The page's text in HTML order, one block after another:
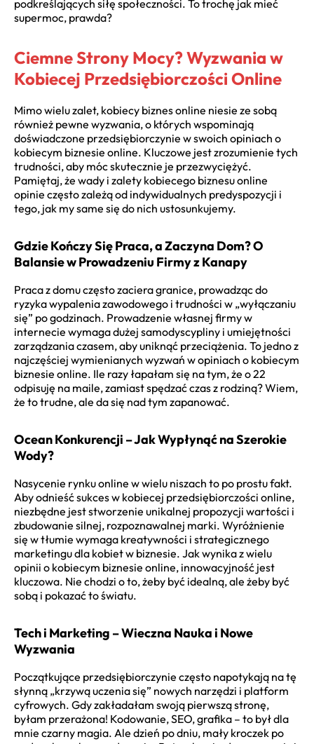
podkreślających siłę społeczności. To trochę jak mieć
supermoc, prawda?
Ciemne Strony Mocy? Wyzwania w
Kobiecej Przedsiębiorczości Online
Mimo wielu zalet, kobiecy biznes online niesie ze sobą
również pewne wyzwania, o których wspominają
doświadczone przedsiębiorczynie w swoich opiniach o
kobiecym biznesie online. Kluczowe jest zrozumienie tych
trudności, aby móc skutecznie je przezwyciężyć.
Pamiętaj, że wady i zalety kobiecego biznesu online
opinie często zależą od indywidualnych predyspozycji i
tego, jak my same się do nich ustosunkujemy.
Gdzie Kończy Się Praca, a Zaczyna Dom? O
Balansie w Prowadzeniu Firmy z Kanapy
Praca z domu często zaciera granice, prowadząc do
ryzyka wypalenia zawodowego i trudności w „wyłączaniu
się” po godzinach. Prowadzenie własnej firmy w
internecie wymaga dużej samodyscypliny i umiejętności
zarządzania czasem, aby uniknąć przeciążenia. To jedno z
najczęściej wymienianych wyzwań w opiniach o kobiecym
biznesie online. Ile razy łapałam się na tym, że o 22
odpisuję na maile, zamiast spędzać czas z rodziną? Wiem,
że to trudne, ale da się nad tym zapanować.
Ocean Konkurencji – Jak Wypłynąć na Szerokie
Wody?
Nasycenie rynku online w wielu niszach to po prostu fakt.
Aby odnieść sukces w kobiecej przedsiębiorczości online,
niezbędne jest stworzenie unikalnej propozycji wartości i
zbudowanie silnej, rozpoznawalnej marki. Wyróżnienie
się w tłumie wymaga kreatywności i strategicznego
marketingu dla kobiet w biznesie. Jak wynika z wielu
opinii o kobiecym biznesie online, innowacyjność jest
kluczowa. Nie chodzi o to, żeby być idealną, ale żeby być
sobą i pokazać to światu.
Tech i Marketing – Wieczna Nauka i Nowe
Wyzwania
Początkujące przedsiębiorczynie często napotykają na tę
słynną „krzywą uczenia się” nowych narzędzi i platform
cyfrowych. Gdy zakładałam swoją pierwszą stronę,
byłam przerażona! Kodowanie, SEO, grafika – to był dla
mnie czarny magia. Ale dzień po dniu, mały kroczek po